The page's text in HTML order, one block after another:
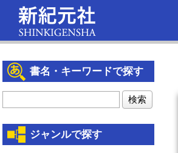
書名・キーワードで探す
ジャンルで探す